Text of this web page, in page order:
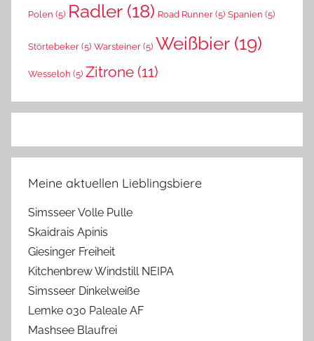
Polen (5) Radler(18) Road Runner (5) Spanien (5)
Störtebeker (5) Warsteiner (5) Weißbier(19)
Wesseloh (5) Zitrone (11)
Meine aktuellen Lieblingsbiere
Simsseer Volle Pulle
Skaidrais Apinis
Giesinger Freiheit
Kitchenbrew Windstill NEIPA
Simsseer Dinkelweiße
Lemke 030 Paleale AF
Mashsee Blaufrei